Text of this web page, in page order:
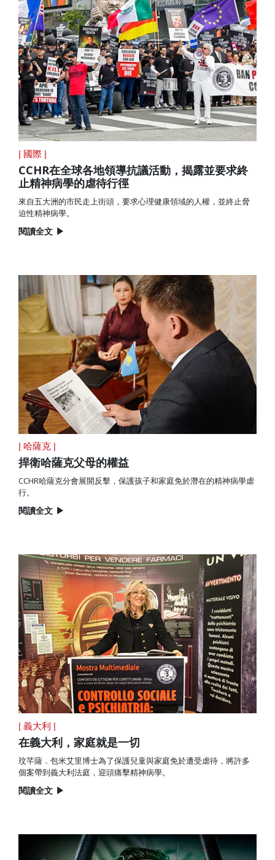
| 國際 |
CCHR在全球各地領導抗議活動， 揭露並要求終
止精神病學的虐待行徑
來自五大洲的市民走上街頭，要求心理健康領域的人權，並終止脅
迫性精神病學。
閱讀全文 ▶
| 哈薩克 |
捍衛哈薩克父母的權益
CCHR哈薩克分會展開反擊，保護孩子和家庭免於潛在的精神病學虐
行。
閱讀全文 ▶
| 義大利 |
在義大利，家庭就是一切
玟芊薩．包米艾里博士為了保護兒童與家庭免於遭受虐待，將許多
個案帶到義大利法庭，迎頭痛擊精神病學。
閱讀全文 ▶